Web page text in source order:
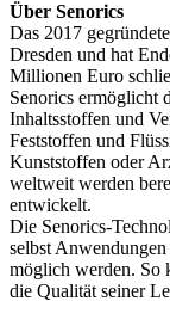
Über Senorics
Das 2017
Dresden und hat
Millionen Euro
Senorics ermöglicht
Inhaltsstoffen und
Feststoffen und
Kunststoffen oder
weltweit werden
entwickelt.
Die Senorics-
selbst
möglich werden. So
die Qualität seiner